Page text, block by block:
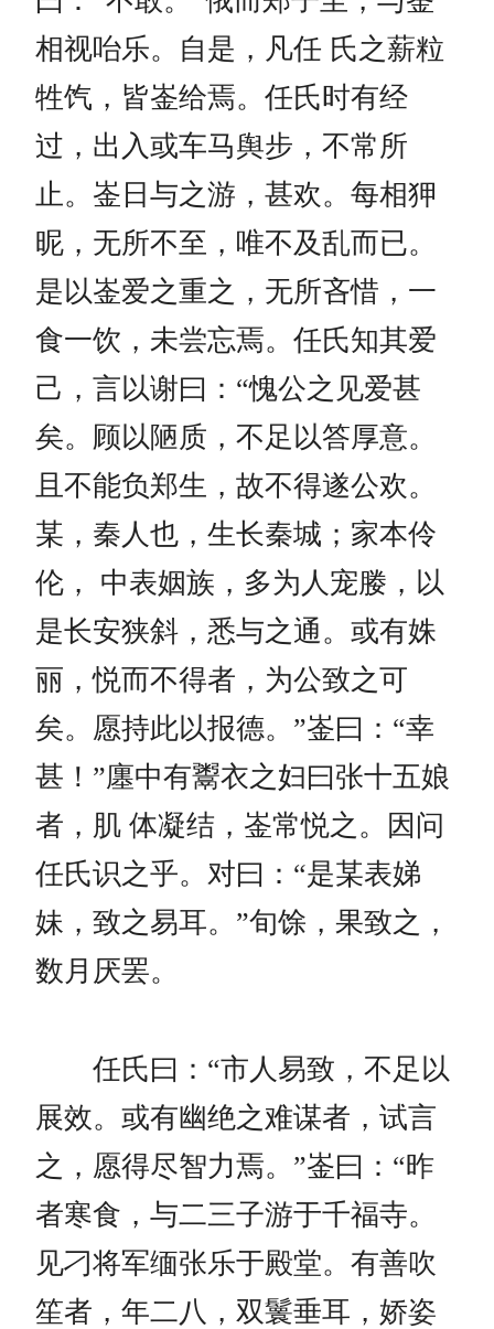
相视咍乐。自是，凡任 氏之薪粒
牲饩，皆崟给焉。任氏时有经
过，出入或车马舆步，不常所
止。崟日与之游，甚欢。每相狎
昵，无所不至，唯不及乱而已。
是以崟爱之重之，无所吝惜，一
食一饮，未尝忘焉。任氏知其爱
己，言以谢曰：“愧公之见爱甚
矣。顾以陋质，不足以答厚意。
且不能负郑生，故不得遂公欢。
某，秦人也，生长秦城；家本伶
伦， 中表姻族，多为人宠媵，以
是长安狭斜，悉与之通。或有姝
丽，悦而不得者，为公致之可
矣。愿持此以报德。”崟曰：“幸
甚！”廛中有鬻衣之妇曰张十五娘
者，肌 体凝结，崟常悦之。因问
任氏识之乎。对曰：“是某表娣
妹，致之易耳。”旬馀，果致之，
数月厌罢。
任氏曰：“市人易致，不足以
展效。或有幽绝之难谋者，试言
之，愿得尽智力焉。”崟曰：“昨
者寒食，与二三子游于千福寺。
见刁将军缅张乐于殿堂。有善吹
笙者，年二八，双鬟垂耳，娇姿